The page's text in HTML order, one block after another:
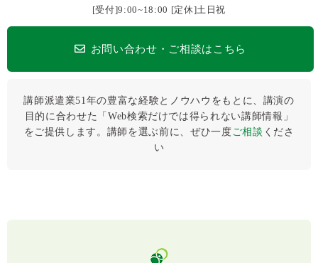
[受付]9:00~18:00 [定休]土日祝
お問い合わせ・ご相談はこちら
講師派遣業51年の豊富な経験とノウハウをもとに、講演の
目的に合わせた「Web検索だけでは得られない講師情報」
をご提供します。講師を選ぶ前に、ぜひ⼀度ご相談 くださ
い